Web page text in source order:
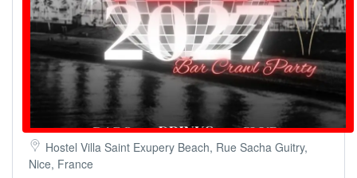
Hostel Villa Saint Exupery Beach, Rue Sacha Guitry,
Nice, France